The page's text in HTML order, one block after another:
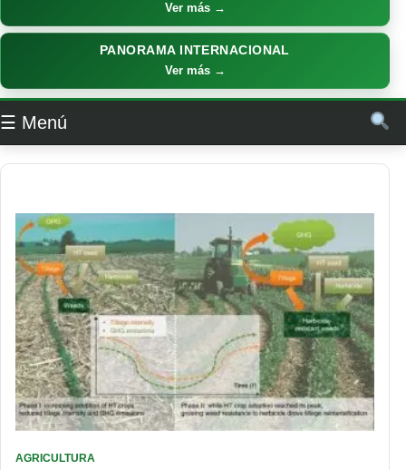
Ver más →
PANORAMA INTERNACIONAL
Ver más →
☰ Menú
AGRICULTURA